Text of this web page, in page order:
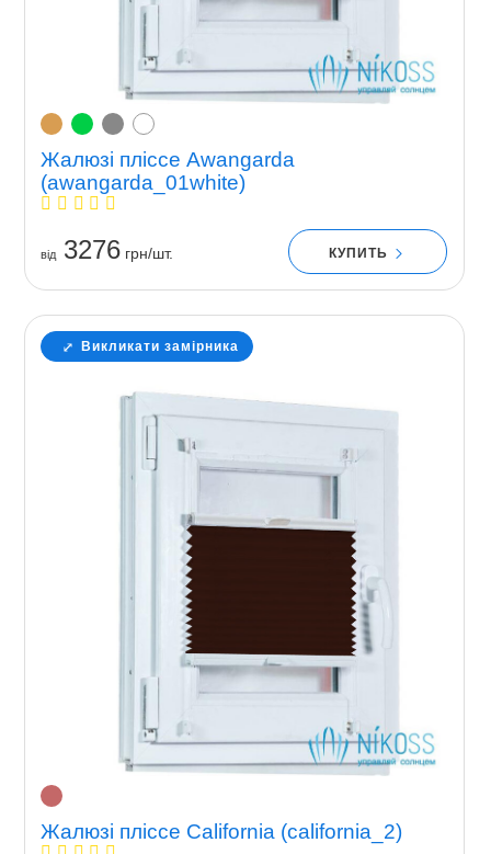
Жалюзі пліссе Awangarda
(awangarda_01white)
вiд3276грн/шт. КУПИТЬ
Викликати замірника
Жалюзі пліссе California (california_2)